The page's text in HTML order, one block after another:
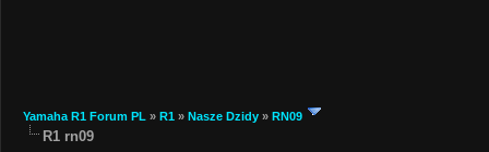
Yamaha R1 Forum PL » R1 » Nasze Dzidy » RN09
R1 rn09